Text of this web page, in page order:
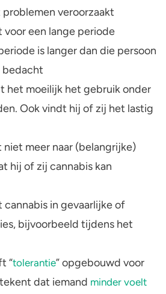
veroorzaakt
voor een lange periode
is langer dan die persoon
bedacht
het moeilijk het gebruik onder
Ook vindt hij of zij het lastig
niet meer naar (belangrijke)
hij of zij cannabis kan
in gevaarlijke of
bijvoorbeeld tijdens het
“tolerantie” opgebouwd voor
dat iemand minder voelt